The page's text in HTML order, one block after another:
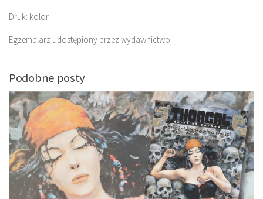
Druk: kolor
Egzemplarz udostępiony przez wydawnictwo
Podobne posty